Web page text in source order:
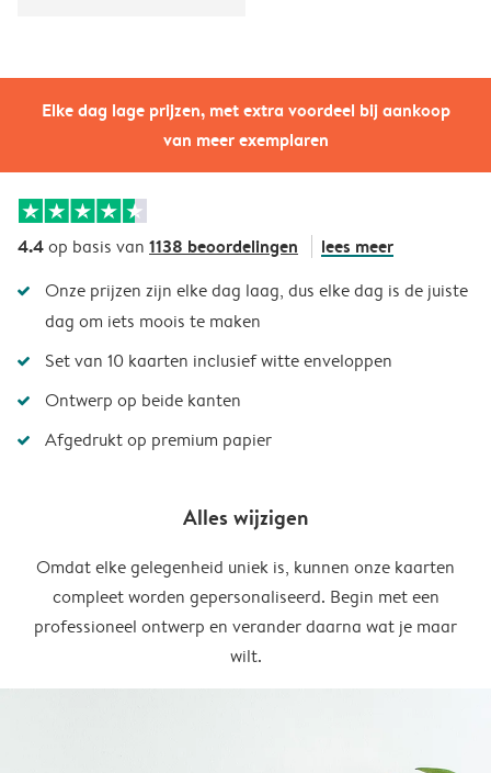
Elke dag lage prijzen, met extra voordeel bij aankoop
van meer exemplaren
4.4op basis van 1138 beoordelingen lees meer
Onze prijzen zijn elke dag laag, dus elke dag is de juiste
dag om iets moois te maken
Set van 10 kaarten inclusief witte enveloppen
Ontwerp op beide kanten
Afgedrukt op premium papier
Alles wijzigen
Omdat elke gelegenheid uniek is, kunnen onze kaarten
compleet worden gepersonaliseerd. Begin met een
professioneel ontwerp en verander daarna wat je maar
wilt.